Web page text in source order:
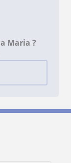
Maria ?